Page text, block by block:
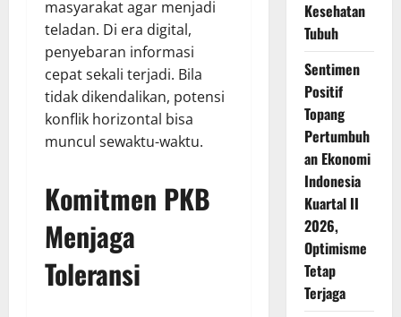
masyarakat agar menjadi
teladan. Di era digital,
penyebaran informasi
cepat sekali terjadi. Bila
tidak dikendalikan, potensi
konflik horizontal bisa
muncul sewaktu-waktu.
Komitmen PKB
Menjaga
Toleransi
Kesehatan
Tubuh
Sentimen
Positif
Topang
Pertumbuh
an Ekonomi
Indonesia
Kuartal II
2026,
Optimisme
Tetap
Terjaga